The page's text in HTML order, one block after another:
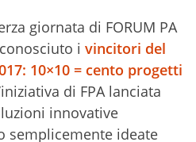
giornata di FORUM PA
i vincitori del
10×10 = cento progetti
di FPA lanciata
innovative
semplicemente ideate